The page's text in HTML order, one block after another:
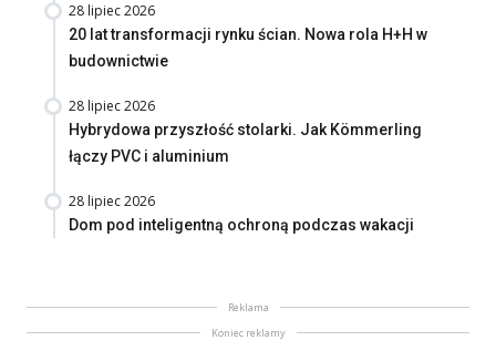
28 lipiec 2026
20 lat transformacji rynku ścian. Nowa rola H+H w
budownictwie
28 lipiec 2026
Hybrydowa przyszłość stolarki. Jak Kömmerling
łączy PVC i aluminium
28 lipiec 2026
Dom pod inteligentną ochroną podczas wakacji
Reklama
Koniec reklamy